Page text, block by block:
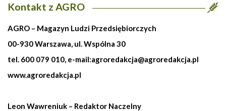
Kontakt z AGRO
AGRO – Magazyn Ludzi Przedsiębiorczych
00-930 Warszawa, ul. Wspólna 30
tel. 600 079 010, e-mail:agroredakcja@agroredakcja.pl
www.agroredakcja.pl
Leon Wawreniuk – Redaktor Naczelny